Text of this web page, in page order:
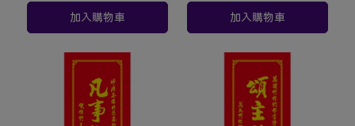
加入購物車 加入購物車